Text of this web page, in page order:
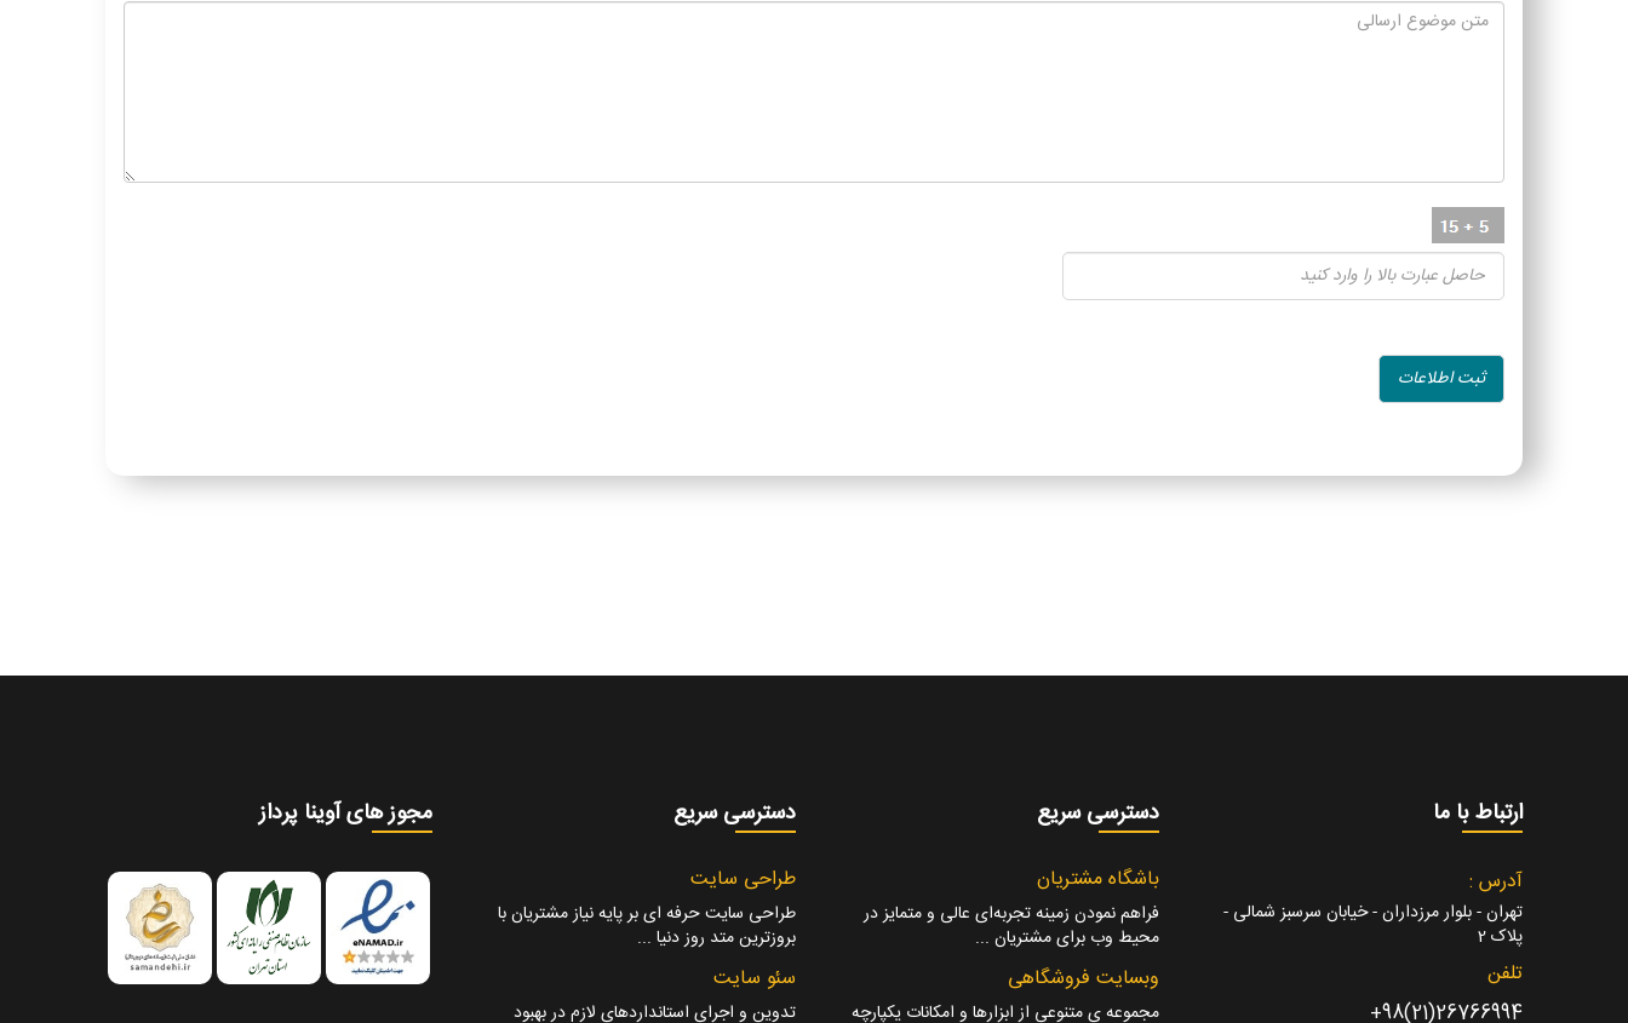
مجوز های آوینا پرداز دسترسی سریع
طراحی سایت
طراحی سایت حرفه ای بر پایه نیاز مشتریان با
بروزترین متد روز دنیا ...
سئو سایت
تدوین و اجرای استانداردهای لازم در بهبود
دسترسی سریع
باشگاه مشتریان
فراهم نمودن زمینه تجربه‌ای عالی و متمایز در
محیط وب برای مشتریان ...
وبسایت فروشگاهی
مجموعه ی متنوعی از ابزارها و امکانات یکپارچه
ارتباط با ما
آدرس :
تهران - بلوار مرزداران - خیابان سرسبز شمالی -
پلاک 2
تلفن
26766994(21)98+